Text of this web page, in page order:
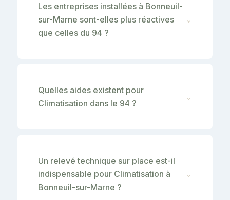
Les entreprises installées à Bonneuil-
sur-Marne sont-elles plus réactives
que celles du 94 ?
⌄
Quelles aides existent pour
Climatisation dans le 94 ?
⌄
Un relevé technique sur place est-il
indispensable pour Climatisation à
Bonneuil-sur-Marne ?
⌄